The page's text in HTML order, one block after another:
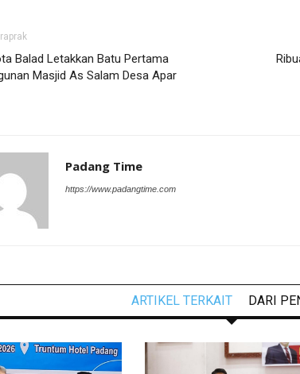
Balad Letakkan Batu Pertama
Masjid As Salam Desa Apar
Padang Time
https://www.padangtime.com
ARTIKEL TERKAIT DARI